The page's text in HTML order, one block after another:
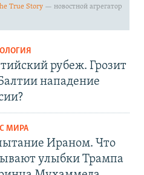
рубеж. Грозит
нападение
МИРА
Ираном. Что
улыбки Трампа